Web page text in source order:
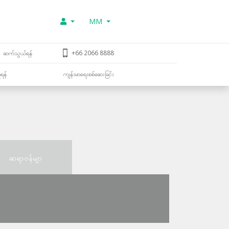
MM
ဆက်သွယ်ရန် +66 2066 8888
န် ကျန်းမာရေးစစ်ဆေးခြင်း
ဆရာဝန်မျာ